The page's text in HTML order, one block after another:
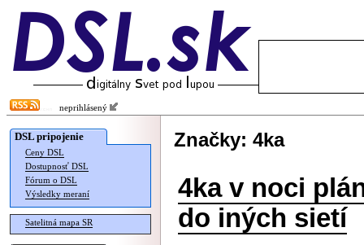
neprihlásený
DSL pripojenie
Ceny DSL
Dostupnosť DSL
Fórum o DSL
Výsledky meraní
Satelitná mapa SR
Značky: 4ka
4ka v noci
do iných sietí